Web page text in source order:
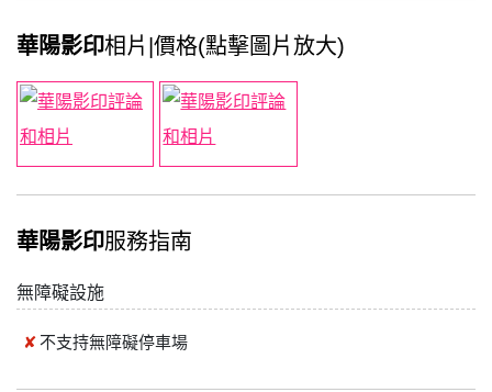
華陽影印相片|價格(點擊圖片放大)
華陽影印服務指南
無障礙設施
不支持無障礙停車場